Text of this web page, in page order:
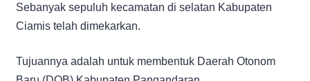
Sebanyak sepuluh kecamatan di selatan Kabupaten
Ciamis telah dimekarkan.
Tujuannya adalah untuk membentuk Daerah Otonom